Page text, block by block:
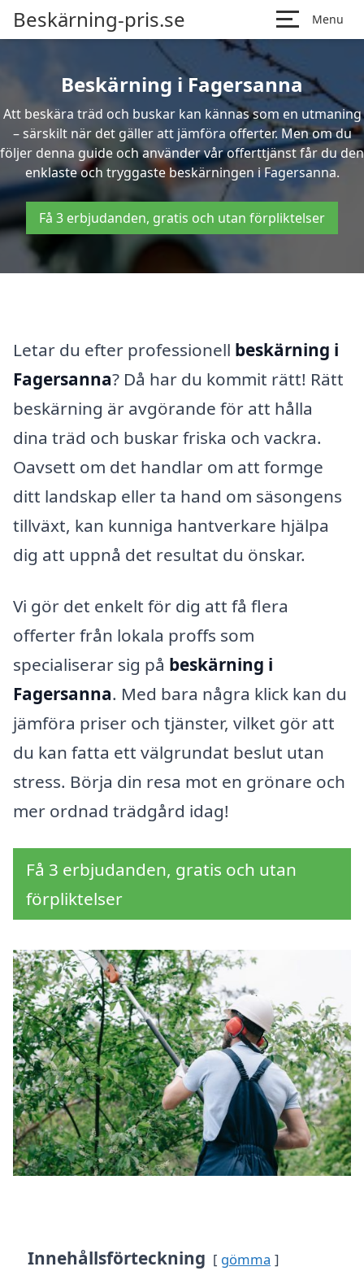
Beskärning-pris.se Menu
Beskärning i Fagersanna
Att beskära träd och buskar kan kännas som en utmaning
– särskilt när det gäller att jämföra offerter. Men om du
följer denna guide och använder vår offerttjänst får du den
enklaste och tryggaste beskärningen i Fagersanna.
Få 3 erbjudanden, gratis och utan förpliktelser
Letar du efter professionell beskärning i
Fagersanna? Då har du kommit rätt! Rätt
beskärning är avgörande för att hålla
dina träd och buskar friska och vackra.
Oavsett om det handlar om att formge
ditt landskap eller ta hand om säsongens
tillväxt, kan kunniga hantverkare hjälpa
dig att uppnå det resultat du önskar.
Vi gör det enkelt för dig att få flera
offerter från lokala proffs som
specialiserar sig på beskärning i
Fagersanna. Med bara några klick kan du
jämföra priser och tjänster, vilket gör att
du kan fatta ett välgrundat beslut utan
stress. Börja din resa mot en grönare och
mer ordnad trädgård idag!
Få 3 erbjudanden, gratis och utan
förpliktelser
Innehållsförteckning gömma